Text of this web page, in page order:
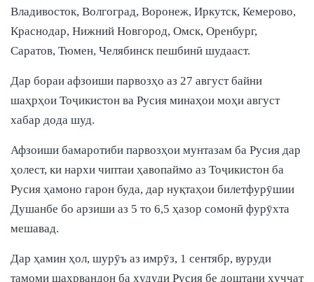
Владивосток, Волгоград, Воронеж, Иркутск, Кемерово,
Краснодар, Нижний Новгород, Омск, Оренбург,
Саратов, Тюмен, Челябинск пешбинӣ шудааст.
Дар бораи афзоиши парвозҳо аз 27 август байни
шаҳрҳои Тоҷикистон ва Русия минаҳои моҳи август
хабар дода шуд.
Афзоиши бамаротиби парвозҳои мунтазам ба Русия дар
ҳолест, ки нархи чиптаи ҳавопаймо аз Тоҷикистон ба
Русия ҳамоно гарон буда, дар нуқтаҳои билетфурӯшии
Душанбе бо арзиши аз 5 то 6,5 ҳазор сомонӣ фурӯхта
мешавад.
Дар ҳамин ҳол, шурӯъ аз имрӯз, 1 сентябр, вуруди
тамоми шаҳрвандон ба ҳудуди Русия бе доштани ҳуҷҷат